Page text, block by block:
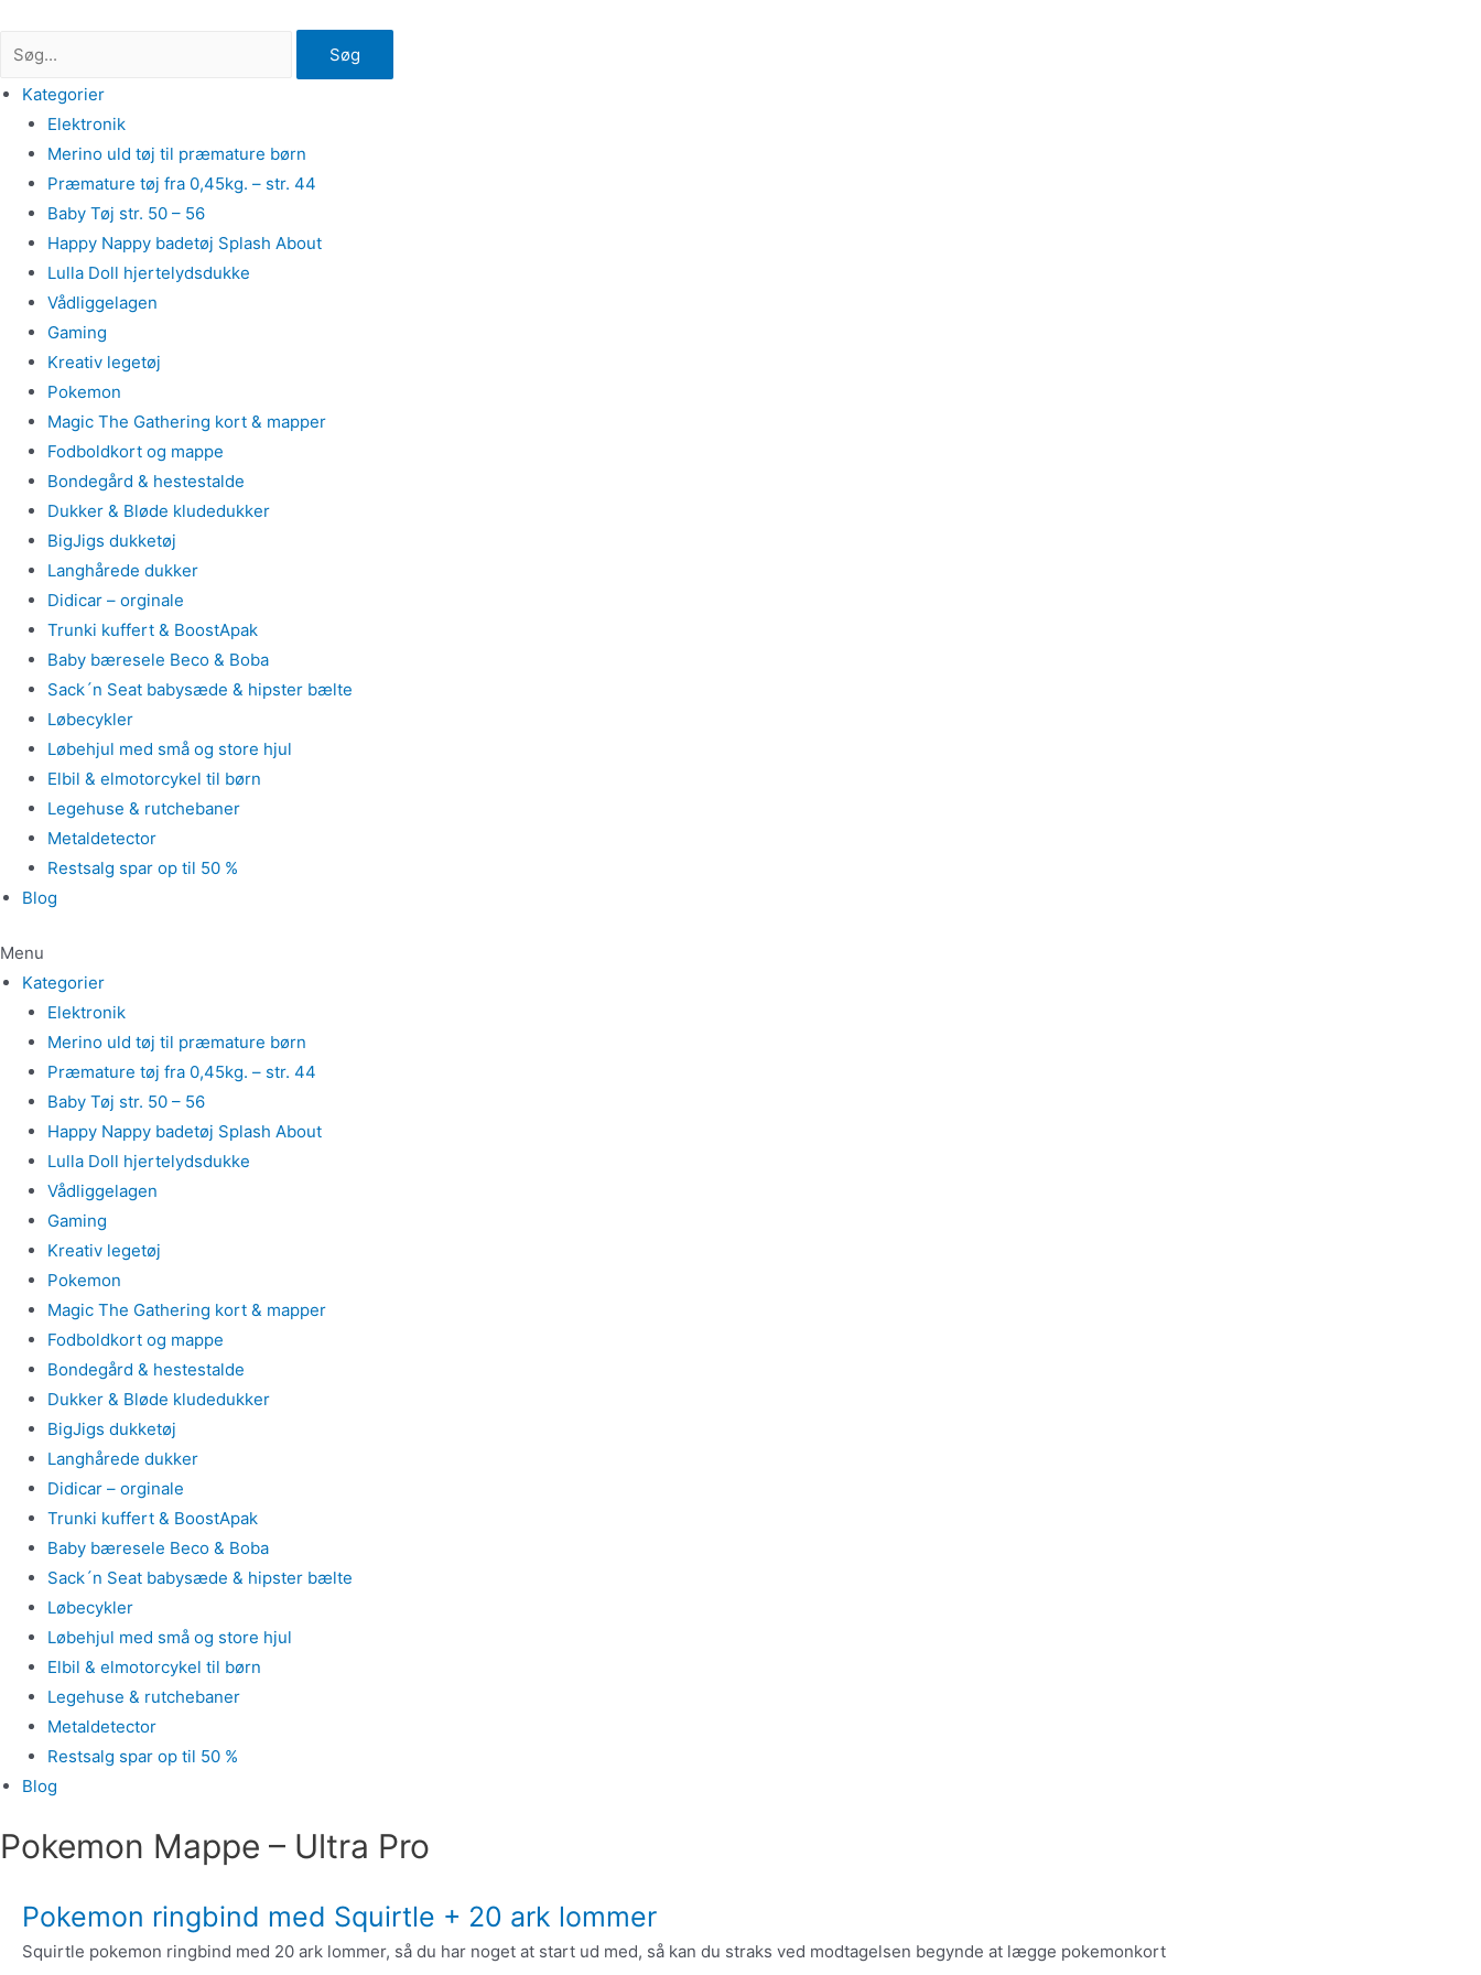
Søg
Kategorier
Elektronik
Merino uld tøj til præmature børn
Præmature tøj fra 0,45kg. – str. 44
Baby Tøj str. 50 – 56
Happy Nappy badetøj Splash About
Lulla Doll hjertelydsdukke
Vådliggelagen
Gaming
Kreativ legetøj
Pokemon
Magic The Gathering kort & mapper
Fodboldkort og mappe
Bondegård & hestestalde
Dukker & Bløde kludedukker
BigJigs dukketøj
Langhårede dukker
Didicar – orginale
Trunki kuffert & BoostApak
Baby bæresele Beco & Boba
Sack´n Seat babysæde & hipster bælte
Løbecykler
Løbehjul med små og store hjul
Elbil & elmotorcykel til børn
Legehuse & rutchebaner
Metaldetector
Restsalg spar op til 50 %
Blog
Menu
Kategorier
Elektronik
Merino uld tøj til præmature børn
Præmature tøj fra 0,45kg. – str. 44
Baby Tøj str. 50 – 56
Happy Nappy badetøj Splash About
Lulla Doll hjertelydsdukke
Vådliggelagen
Gaming
Kreativ legetøj
Pokemon
Magic The Gathering kort & mapper
Fodboldkort og mappe
Bondegård & hestestalde
Dukker & Bløde kludedukker
BigJigs dukketøj
Langhårede dukker
Didicar – orginale
Trunki kuffert & BoostApak
Baby bæresele Beco & Boba
Sack´n Seat babysæde & hipster bælte
Løbecykler
Løbehjul med små og store hjul
Elbil & elmotorcykel til børn
Legehuse & rutchebaner
Metaldetector
Restsalg spar op til 50 %
Blog
Pokemon Mappe – Ultra Pro
Pokemon ringbind med Squirtle + 20 ark lommer
Squirtle pokemon ringbind med 20 ark lommer, så du har noget at start ud med, så kan du straks ved modtagelsen begynde at lægge pokemonkort